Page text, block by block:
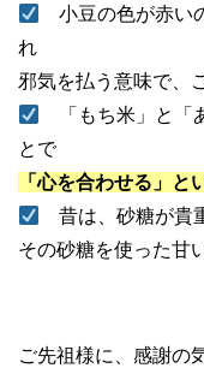
小豆の色が赤い
れ
邪気を払う意味で、
「もち米」と「
とで
「心を合わせる」と
昔は、砂糖が貴
その砂糖を使った甘
ご先祖様に、感謝の